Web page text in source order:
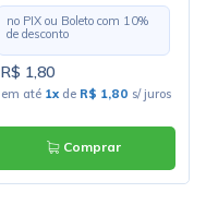
no PIX ou Boleto com 10%
de desconto
R$ 1,80
em até 1x de R$ 1,80 s/ juros
Comprar